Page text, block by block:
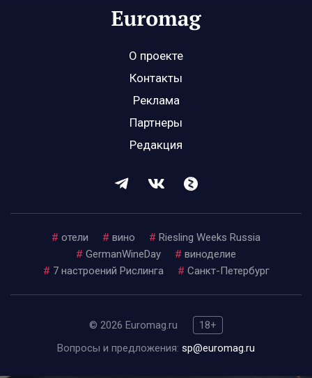
О проекте
Контакты
Реклама
Партнеры
Редакция
# отели # вино # Riesling Weeks Russia
# GermanWineDay # виноделие
# 7 настроений Рислинга # Санкт-Петербург
© 2026 Euromag.ru
18+
Вопросы и предложения: sp@euromag.ru